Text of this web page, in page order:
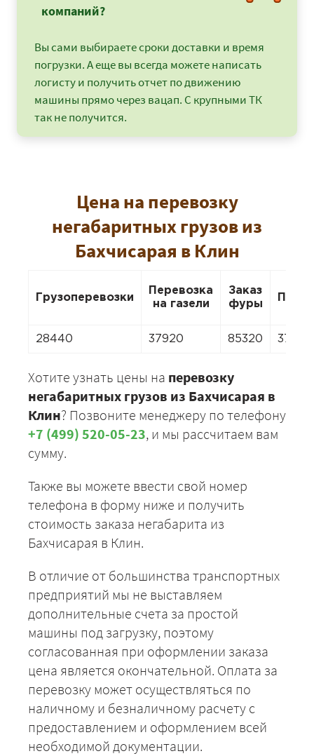
компаний?
Вы сами выбираете сроки доставки и время
погрузки. А еще вы всегда можете написать
логисту и получить отчет по движению
машины прямо через вацап. С крупными ТК
так не получится.
Цена на перевозку
негабаритных грузов из
Бахчисарая в Клин
Грузоперевозки
Перевозка
на газели
Заказ
фуры
28440 37920 85320 37920
Хотите узнать цены на перевозку
негабаритных грузов из Бахчисарая в
Клин? Позвоните менеджеру по телефону
+7 (499) 520-05-23, и мы рассчитаем вам
сумму.
Также вы можете ввести свой номер
телефона в форму ниже и получить
стоимость заказа негабарита из
Бахчисарая в Клин.
В отличие от большинства транспортных
предприятий мы не выставляем
дополнительные счета за простой
машины под загрузку, поэтому
согласованная при оформлении заказа
цена является окончательной. Оплата за
перевозку может осуществляться по
наличному и безналичному расчету с
предоставлением и оформлением всей
необходимой документации.